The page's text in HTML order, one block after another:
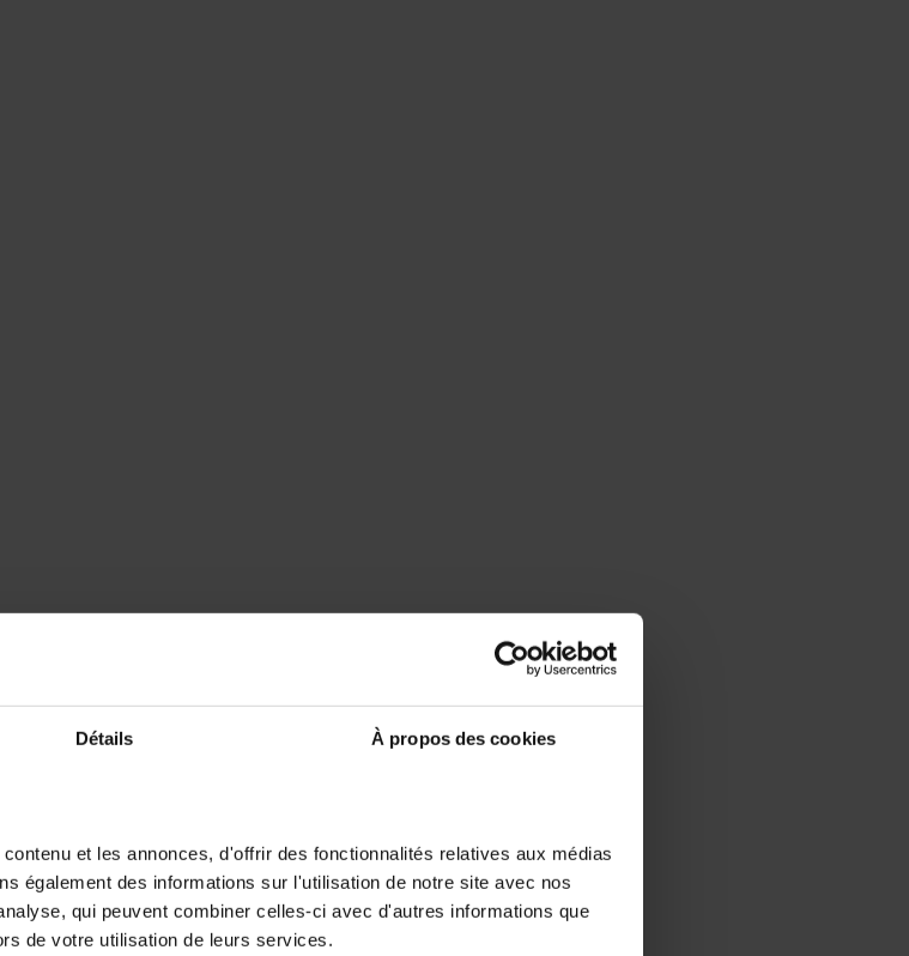
Détails À propos des cookies
et les annonces, d'offrir des fonctionnalités relatives aux médias
également des informations sur l'utilisation de notre site avec nos
qui peuvent combiner celles-ci avec d'autres informations que
de votre utilisation de leurs services.